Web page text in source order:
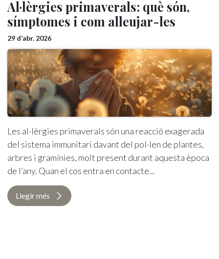
Al·lèrgies primaverals: què són,
símptomes i com alleujar-les
29 d’abr. 2026
Les al·lèrgies primaverals són una reacció exagerada
del sistema immunitari davant del pol·len de plantes,
arbres i gramínies, molt present durant aquesta època
de l’any. Quan el cos entra en contacte...
Llegir més